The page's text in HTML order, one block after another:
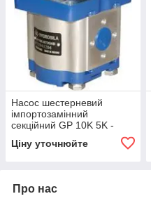
Насос шестерневий
імпортозамінний
секційний GP 10K 5K -
Ціну уточнюйте
Про нас